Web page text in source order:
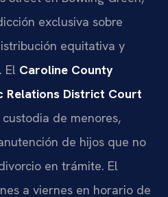
exclusiva sobre
equitativa y
El Caroline County
Relations District Court
de menores,
de hijos que no
en trámite. El
a viernes en horario de